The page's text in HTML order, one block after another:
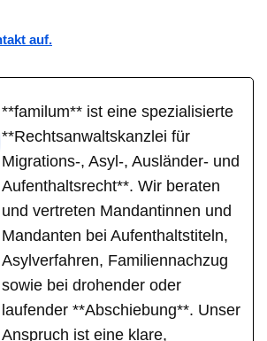
auf.
**familum** ist eine spezialisierte
**Rechtsanwaltskanzlei für
Migrations-, Asyl-, Ausländer- und
Aufenthaltsrecht**. Wir beraten
und vertreten Mandantinnen und
Mandanten bei Aufenthaltstiteln,
Asylverfahren, Familiennachzug
sowie bei drohender oder
laufender **Abschiebung**. Unser
Anspruch ist eine klare,